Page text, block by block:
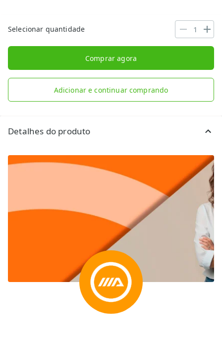
Selecionar quantidade
Comprar agora
Adicionar e continuar comprando
Detalhes do produto